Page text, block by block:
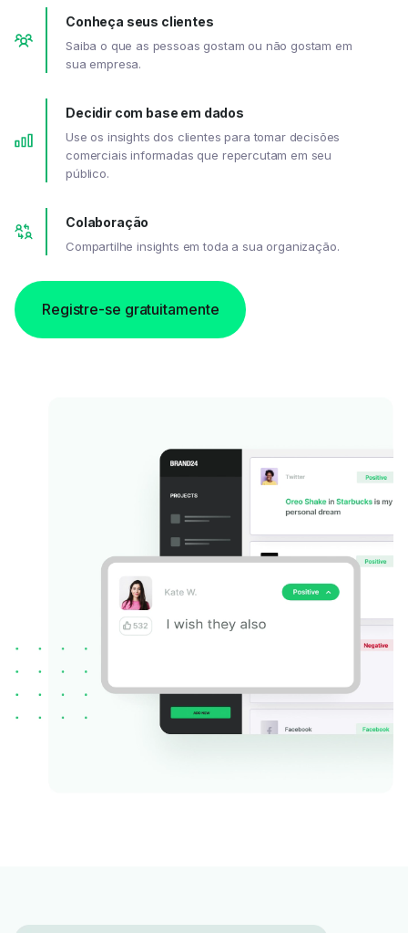
Conheça seus clientes
Saiba o que as pessoas gostam ou não gostam em
sua empresa.
Decidir com base em dados
Use os insights dos clientes para tomar decisões
comerciais informadas que repercutam em seu
público.
Colaboração
Compartilhe insights em toda a sua organização.
Registre-se gratuitamente